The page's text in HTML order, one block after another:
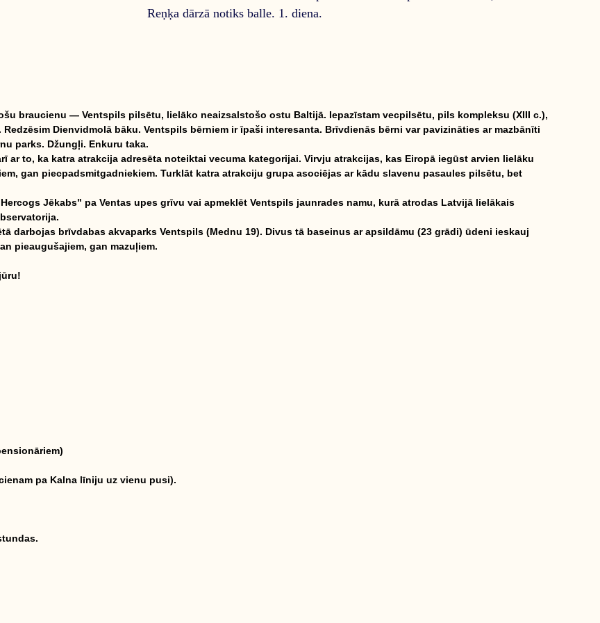
Reņķa dārzā notiks balle. 1. diena.
braucienu — Ventspils pilsētu, lielāko neaizsalstošo ostu Baltijā. Iepazīstam vecpilsētu, pils kompleksu (XIII c.),
Dienvidmolā bāku. Ventspils bērniem ir īpaši interesanta. Brīvdienās bērni var pavizināties ar mazbānīti
parks. Džungļi. Enkuru taka.
ar to, ka katra atrakcija adresēta noteiktai vecuma kategorijai. Virvju atrakcijas, kas Eiropā iegūst arvien lielāku
gan piecpadsmitgadniekiem. Turklāt katra atrakciju grupa asociējas ar kādu slavenu pasaules pilsētu, bet
Jēkabs" pa Ventas upes grīvu vai apmeklēt Ventspils jaunrades namu, kurā atrodas Latvijā lielākais
darbojas brīvdabas akvaparks Ventspils (Mednu 19). Divus tā baseinus ar apsildāmu (23 grādi) ūdeni ieskauj
pieaugušajiem, gan mazuļiem.
pa Kalna līniju uz vienu pusi).